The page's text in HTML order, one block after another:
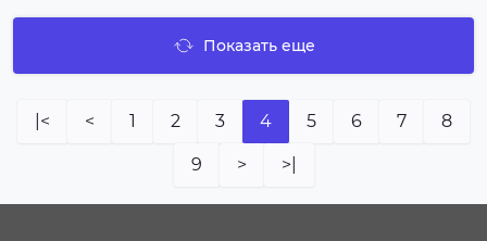
Показать еще
|< < 1 2 3 4 5 6 7 8
9 > >|